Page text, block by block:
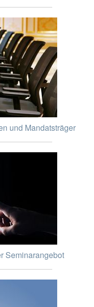
und Mandatsträger
Seminarangebot